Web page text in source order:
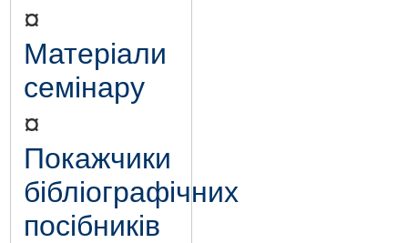
¤
Матеріали
семінару
¤
Покажчики
бібліографічних
посібників